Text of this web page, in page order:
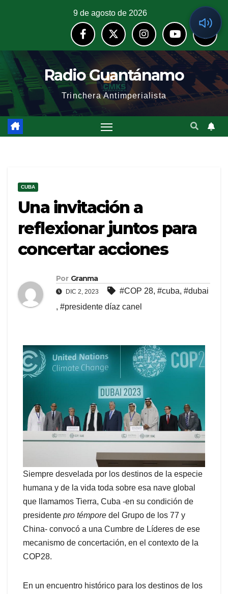
9 de agosto de 2026
Radio Guantánamo
Trinchera Antimperialista
CUBA
Una invitación a
reflexionar juntos para
concertar acciones
Por Granma
DIC 2, 2023 #COP 28, #cuba, #dubai
, #presidente díaz canel
Siempre desvelada por los destinos de la especie
humana y de la vida toda sobre esa nave global
que llamamos Tierra, Cuba -en su condición de
presidente pro témpore del Grupo de los 77 y
China- convocó a una Cumbre de Líderes de ese
mecanismo de concertación, en el contexto de la
COP28.
En un encuentro histórico para los destinos de los